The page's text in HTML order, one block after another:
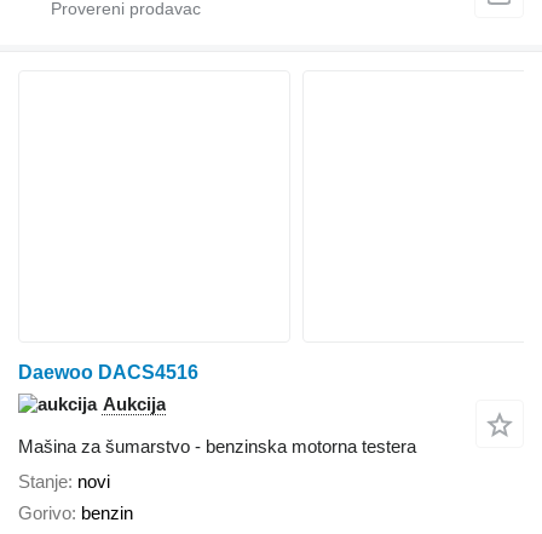
Daewoo DACS4516
Aukcija
Mašina za šumarstvo - benzinska motorna testera
Stanje novi
Gorivo benzin